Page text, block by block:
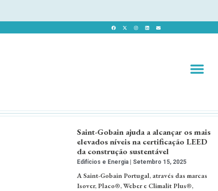
Saint-Gobain ajuda a alcançar os mais
elevados níveis na certificação LEED
da construção sustentável
Edifícios e Energia Setembro 15, 2025
A Saint-Gobain Portugal, através das marcas
Isover, Placo®, Weber e Climalit Plus®,